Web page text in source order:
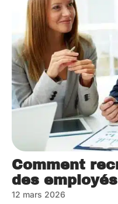
Comment
des employés
12 mars 2026